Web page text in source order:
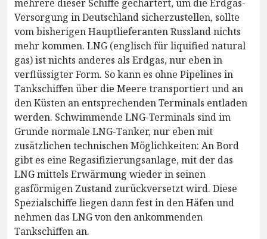
mehrere dieser Schiffe gechartert, um die Erdgas-
Versorgung in Deutschland sicherzustellen, sollte
vom bisherigen Hauptlieferanten Russland nichts
mehr kommen. LNG (englisch für liquified natural
gas) ist nichts anderes als Erdgas, nur eben in
verflüssigter Form. So kann es ohne Pipelines in
Tankschiffen über die Meere transportiert und an
den Küsten an entsprechenden Terminals entladen
werden. Schwimmende LNG-Terminals sind im
Grunde normale LNG-Tanker, nur eben mit
zusätzlichen technischen Möglichkeiten: An Bord
gibt es eine Regasifizierungsanlage, mit der das
LNG mittels Erwärmung wieder in seinen
gasförmigen Zustand zurückversetzt wird. Diese
Spezialschiffe liegen dann fest in den Häfen und
nehmen das LNG von den ankommenden
Tankschiffen an.